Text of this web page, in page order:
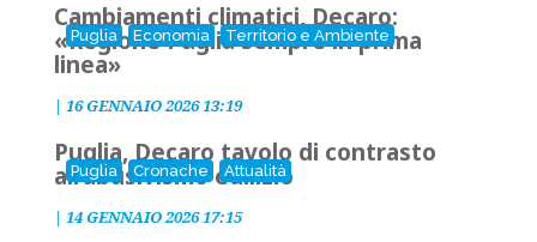
Puglia Economia Territorio e Ambiente
Cambiamenti climatici, Decaro:
«Regione Puglia sempre in prima
linea»
| 16 GENNAIO 2026 13:19
Puglia Cronache Attualità
Puglia, Decaro tavolo di contrasto
all’abusivismo edilizio
| 14 GENNAIO 2026 17:15